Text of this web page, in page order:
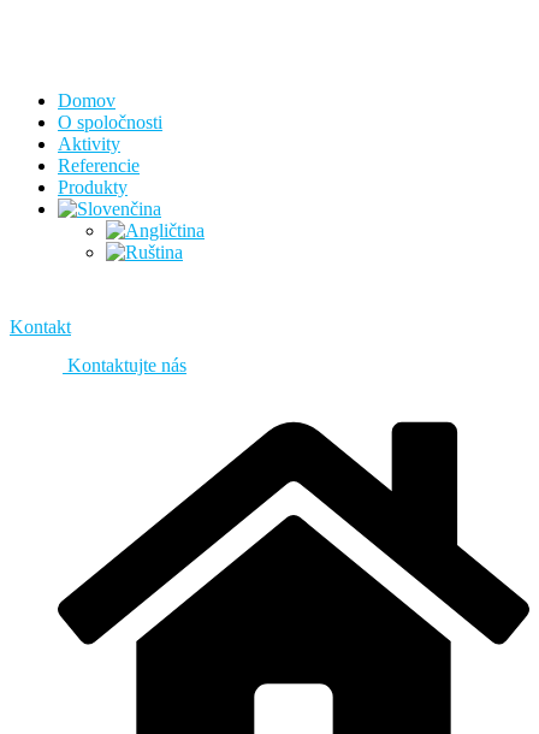
Domov
O spoločnosti
Aktivity
Referencie
Produkty
Kontakt
Kontaktujte nás